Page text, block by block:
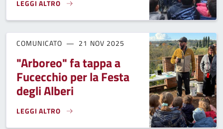
LEGGI ALTRO
ALL'ISTITUTO COMPRENSIVO DI FUCECCHIO UNA TARGA IN
COMUNICATO 21 NOV 2025
"Arboreo" fa tappa a
Fucecchio per la Festa
degli Alberi
LEGGI ALTRO
"ARBOREO" FA TAPPA A FUCECCHIO PER LA FESTA DEGLI